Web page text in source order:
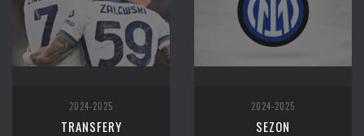
2024-2025
TRANSFERY
2024-2025
SEZON